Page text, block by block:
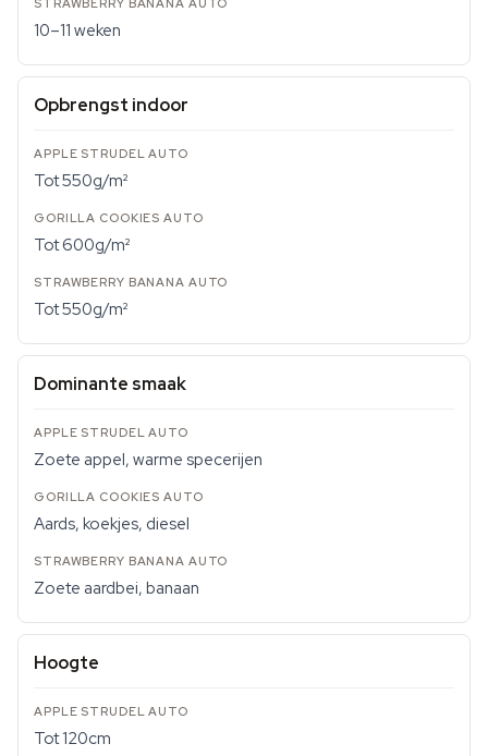
10–11 weken
Opbrengst indoor
Tot 550g/m²
Tot 600g/m²
Tot 550g/m²
Dominante smaak
Zoete appel, warme specerijen
Aards, koekjes, diesel
Zoete aardbei, banaan
Hoogte
Tot 120cm